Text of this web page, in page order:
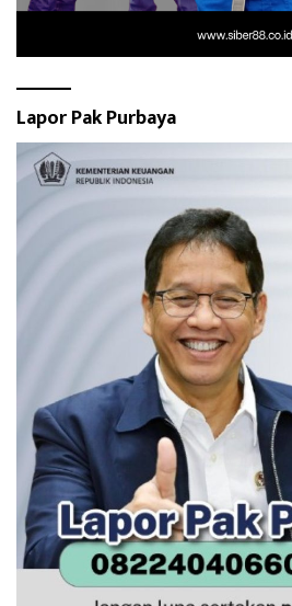
Lapor Pak Purbaya